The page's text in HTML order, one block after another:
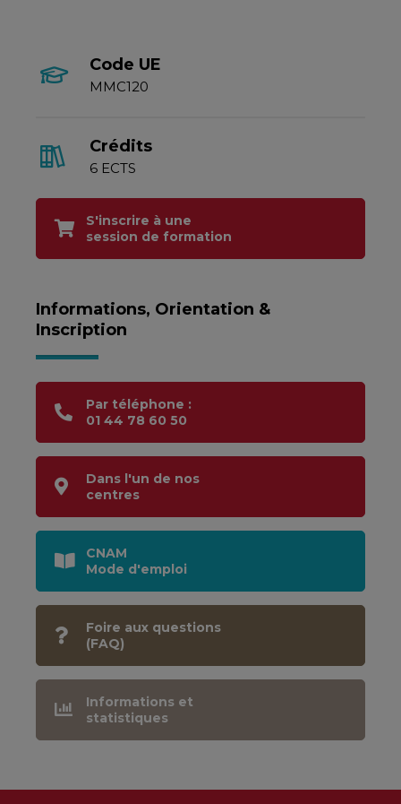
Code UE
MMC120
Crédits
6 ECTS
S'inscrire à une
session de formation
Informations, Orientation &
Inscription
Par téléphone :
01 44 78 60 50
Dans l'un de nos
centres
CNAM
Mode d'emploi
Foire aux questions
(FAQ)
Informations et
statistiques